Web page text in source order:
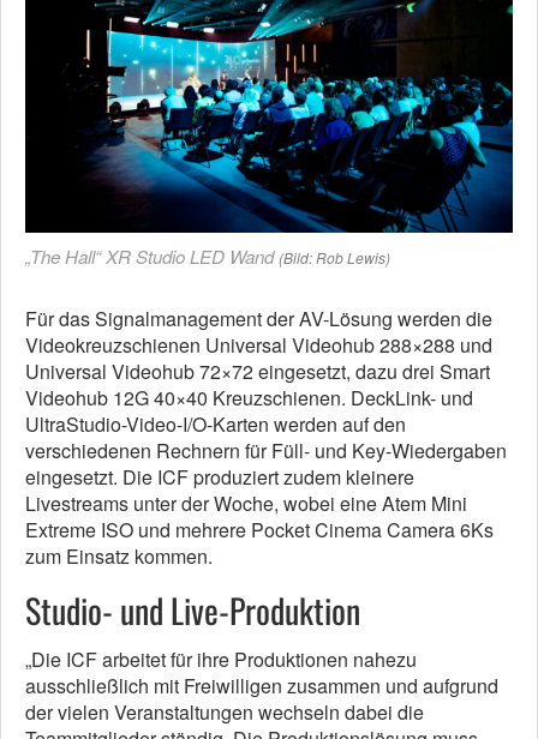
„The Hall“ XR Studio LED Wand (Bild: Rob Lewis)
Für das Signalmanagement der AV-Lösung werden die
Videokreuzschienen Universal Videohub 288×288 und
Universal Videohub 72×72 eingesetzt, dazu drei Smart
Videohub 12G 40×40 Kreuzschienen. DeckLink- und
UltraStudio-Video-I/O-Karten werden auf den
verschiedenen Rechnern für Füll- und Key-Wiedergaben
eingesetzt. Die ICF produziert zudem kleinere
Livestreams unter der Woche, wobei eine Atem Mini
Extreme ISO und mehrere Pocket Cinema Camera 6Ks
zum Einsatz kommen.
Studio- und Live-Produktion
„Die ICF arbeitet für ihre Produktionen nahezu
ausschließlich mit Freiwilligen zusammen und aufgrund
der vielen Veranstaltungen wechseln dabei die